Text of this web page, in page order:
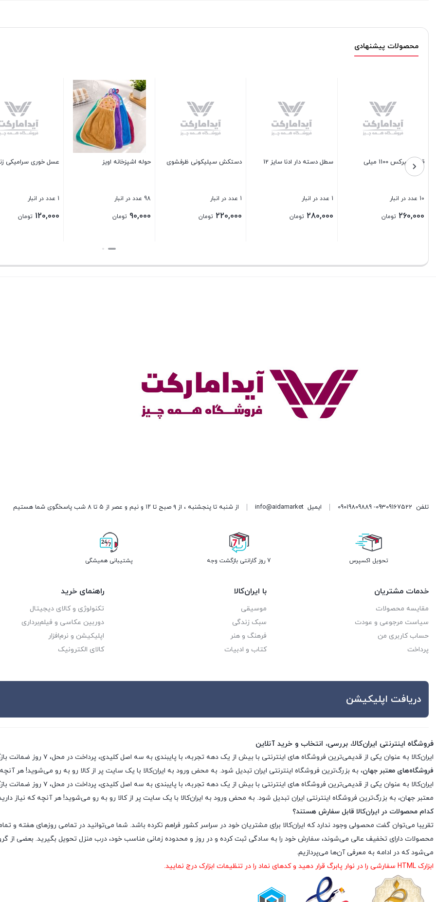
محصولات پیشنهادی
ظرفشوی حوله اشپزخانه اویز
90,000
عسل خوری سرامیکی زنبور باریز
120,000
سطل پدال فلزی 20 لیتری TIDY
850,000
پوست گیر طرح ژاپن
40,000
بستن
2 عدد در انبار
تلفن 09309167522- 09019809889 ایمیل info@aidamarket از شنبه تا پنجشنبه ، از ۹ صبح تا ۱۲ و نیم و عصر از ۵ تا ۸ شب پاسخگوی شما هستیم
تحویل اکسپرس 7 روز گارانتی بازگشت وجه پشتیبانی همیشگی
خدمات مشتریان
مقایسه محصولات
سیاست مرجوعی و عودت
حساب کاربری من
پرداخت
با ایران‌کالا
موسیقی
سبک زندگی
فرهنگ و هنر
کتاب و ادبیات
راهنمای خرید
تکنولوژی و کالای دیجیتال
دوربین عکاسی و فیلم‌برداری
اپلیکیشن و نرم‌افزار
کالای الکترونیک
دریافت اپلیکیشن
فروشگاه اینترنتی ایران‌کالا، بررسی، انتخاب و خرید آنلاین
ایران‌کالا به عنوان یکی از قدیمی‌ترین فروشگاه های اینترنتی با بیش از یک دهه تجربه، با پایبندی به سه اصل کلیدی، پرداخت در محل، ۷ روز ضمانت بازگشت کالا و تضمین اصل‌بودن کالا، موفق شده تا همگام با
فروشگاه‌های معتبر جهان، به بزرگ‌ترین فروشگاه اینترنتی ایران تبدیل شود. به محض ورود به ایران‌کالا با یک سایت پر از کالا رو به رو می‌شوید! هر
ایران‌کالا به عنوان یکی از
معتبر جهان، به بزرگ‌ترین فروشگاه اینترنتی ایران تبدیل شود. به محض ورود به ایران‌کالا با یک سایت پر از کالا رو به رو می‌شوید! هر آنچه که نیاز
کدام محصولات در ایران‌کالا قابل سفارش هستند؟
تقریبا می‌توان گفت محصولی وجود ندارد که ایران‌کالا برای مشتریان خود در سراسر کشور فراهم نکرده باشد. شما می‌توانید در تمامی روزهای هفته و
محصولات دارای تخفیف عالی می‌شوند، سفارش خود را به سادگی ثبت کرده و در روز و محدوده زمانی مناسب خود، درب منزل تحویل بگیرید. بعضی از
می‌شود که در ادامه به معرفی آن‌ها می‌پردازیم.
ابزارک HTML سفارشی را در نوار پابرگ قرار دهید و کدهای نماد را در تنظیمات ابزارک درج نمایید.